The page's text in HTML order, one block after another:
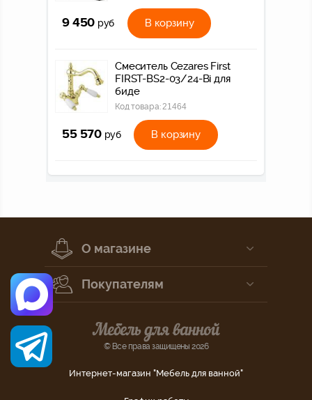
9 450 руб В корзину
Смеситель Cezares First
FIRST-BS2-03/24-Bi для
биде
Код товара:21464
55 570 руб В корзину
О магазине
Покупателям
© Все права защищены 2026
Интернет-магазин "Мебель для ванной"